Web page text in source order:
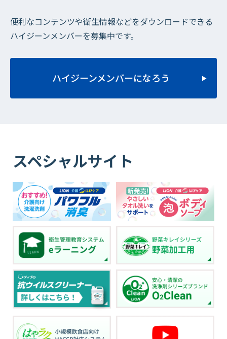
便利なコンテンツや衛生情報などをダウンロードできる
ハイジーンメンバーを募集中です。
ハイジーンメンバーになろう
スペシャルサイト